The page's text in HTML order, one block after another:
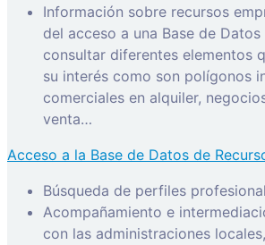
Información sobre recursos
del acceso a una Base de
consultar diferentes elementos
su interés como son polígonos
comerciales en alquiler,
venta…
Acceso a la Base de Datos de
Búsqueda de perfiles
Acompañamiento e
con las administraciones